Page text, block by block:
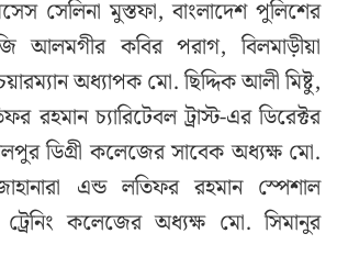
সেলিনা মুস্তফা, বাংলাদেশ পুলিশের
আলমগীর কবির পরাগ, বিলমাড়ীয়া
অধ্যাপক মো. ছিদ্দিক আলী মিষ্টু,
রহমান চ্যারিটেবল ট্রাস্ট-এর ডিরেক্টর
ডিগ্রী কলেজের সাবেক অধ্যক্ষ মো.
এন্ড লতিফর রহমান স্পেশাল
ট্রেনিং কলেজের অধ্যক্ষ মো. সিমানুর